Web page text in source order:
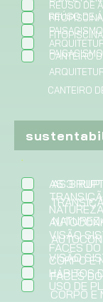
t
ó
r
i
o
REUSO DE
FITOPISCINA
CANTEIRO
CANTEIRO
REÚSO DE
FITOPISCINA
.
O
r
i
g
a
t
ó
r
i
o
AS 3
VISÃO
FACES
CORPO E
HÁBITOS
USO DE
AS 3
FACES
VISÃO
CORPO E